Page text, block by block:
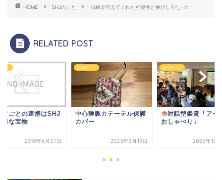
HOME SHJのこと 試練が与えてくれた可能性と伸びしろ^_−☆
RELATED POST
こと
静脈カテーテル保護
ー
2023年5月19日
SHJのこと
対話型鑑賞「アートで
おしゃべり」
2025年10月20日
SHJのこと
エリアごとの連携は
の大切な宝物
2018年6